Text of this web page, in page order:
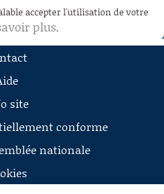
accepter l'utilisation de votre
plus.
site
conforme
nationale